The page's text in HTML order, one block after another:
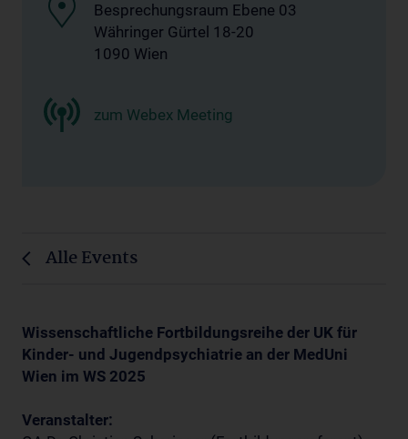
Besprechungsraum Ebene 03
Währinger Gürtel 18-20
1090 Wien
zum Webex Meeting
Alle Events
Wissenschaftliche Fortbildungsreihe der UK für
Kinder- und Jugendpsychiatrie an der MedUni
Wien im WS 2025
Veranstalter: